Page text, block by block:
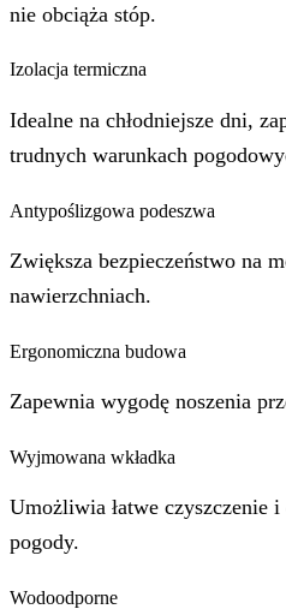
nie obciąża stóp.
Izolacja termiczna
Idealne na chłodniejsze dni,
trudnych warunkach
Antypoślizgowa podeszwa
Zwiększa bezpieczeństwo na
nawierzchniach.
Ergonomiczna budowa
Zapewnia wygodę noszenia
Wyjmowana wkładka
Umożliwia łatwe czyszczenie
pogody.
Wodoodporne